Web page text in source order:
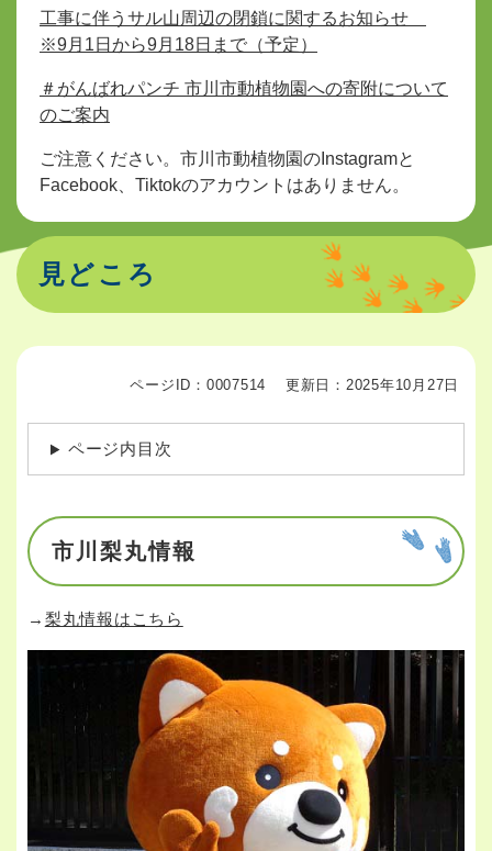
工事に伴うサル山周辺の閉鎖に関するお知らせ
※9月1日から9月18日まで（予定）
＃がんばれパンチ 市川市動植物園への寄附について
のご案内
ご注意ください。市川市動植物園のInstagramと
Facebook、Tiktokのアカウントはありません。
見どころ
ページID：0007514 更新日：2025年10月27日
ページ内目次
市川梨丸情報
→​ 梨丸情報はこちら